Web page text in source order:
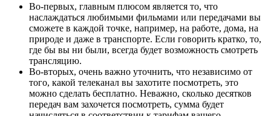
Во-первых, главным плюсом является то, что
наслаждаться любимыми фильмами или передачами вы
сможете в каждой точке, например, на работе, дома, на
природе и даже в транспорте. Если говорить кратко, то,
где бы вы ни были, всегда будет возможность смотреть
трансляцию.
Во-вторых, очень важно уточнить, что независимо от
того, какой телеканал вы захотите посмотреть, это
можно сделать бесплатно. Неважно, сколько десятков
передач вам захочется посмотреть, сумма будет